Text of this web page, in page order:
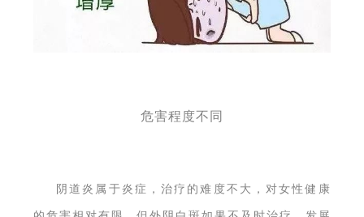
危害程度不同
阴道炎属于炎症，治疗的难度不大，对女性健康